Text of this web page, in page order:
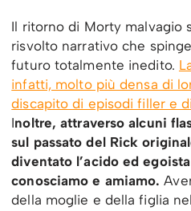
Il ritorno di Morty malvagio
risvolto narrativo che
futuro totalmente inedito.
infatti, molto più densa di
discapito di episodi filler e
Inoltre, attraverso alcuni
sul passato del Rick
diventato l’acido ed
conosciamo e amiamo.
della moglie e della figlia